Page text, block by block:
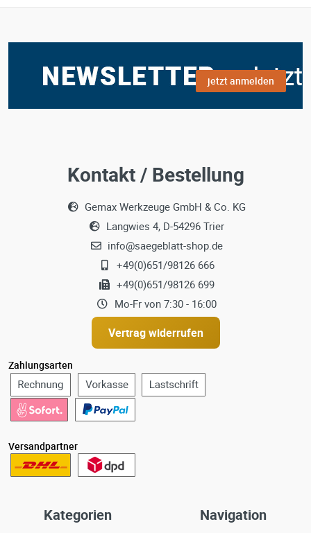
jetzt anmelden
Kontakt / Bestellung
Gemax Werkzeuge GmbH & Co. KG
Langwies 4, D-54296 Trier
info@saegeblatt-shop.de
+49(0)651/98126 666
+49(0)651/98126 699
Mo-Fr von 7:30 - 16:00
Vertrag widerrufen
Zahlungsarten
Versandpartner
Kategorien Navigation